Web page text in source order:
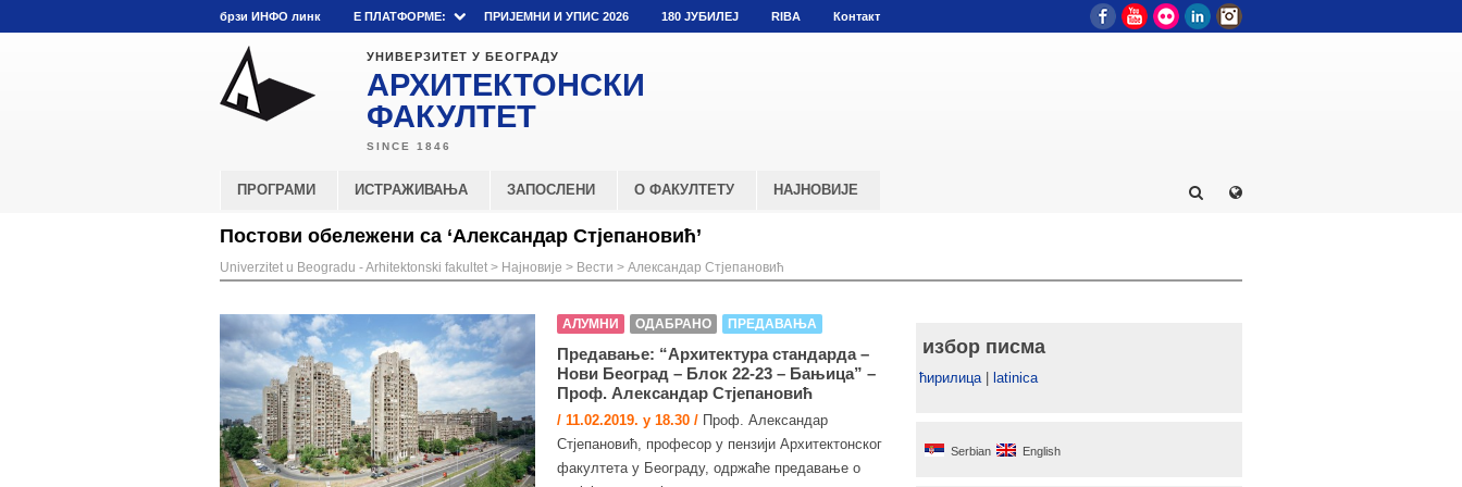
брзи ИНФО линк E ПЛАТФОРМЕ: ПРИЈЕМНИ И УПИС 2026 180 ЈУБИЛЕЈ RIBA Контакт FacebookYouTube
Flickr LinkedIn
УНИВЕРЗИТЕТ У БЕОГРАДУ
АРХИТЕКТОНСКИ
ФАКУЛТЕТ
ПРОГРАМИ ИСТРАЖИВАЊА ЗАПОСЛЕНИ О ФАКУЛТЕТУ НАЈНОВИЈЕ
Постови обележени са ‘Александар Стјепановић’
Univerzitet u Beogradu - Arhitektonski fakultet > Најновије > Вести > Александар Стјепановић
АЛУМНИ ОДАБРАНО ПРЕДАВАЊА
Предавање: “Архитектура стандарда –
Нови Београд – Блок 22-23 – Бањица” –
Проф. Александар Стјепановић
/ 11.02.2019. у 18.30 / Проф. Александар
Стјепановић, професор у пензији Архитектонског
факултета у Београду, одржаће предавање о
избор писма
ћирилица| latinica
Serbian English